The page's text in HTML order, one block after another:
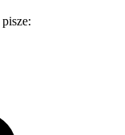
pisze: